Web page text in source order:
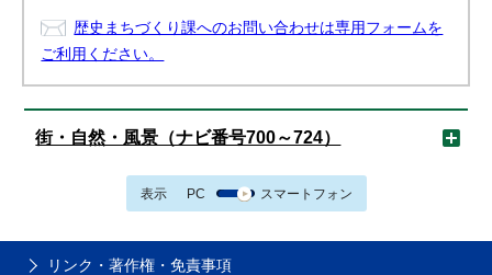
歴史まちづくり課へのお問い合わせは専用フォームを
ご利用ください。
街・自然・風景（ナビ番号700～724）
表示 PC スマートフォン
リンク・著作権・免責事項